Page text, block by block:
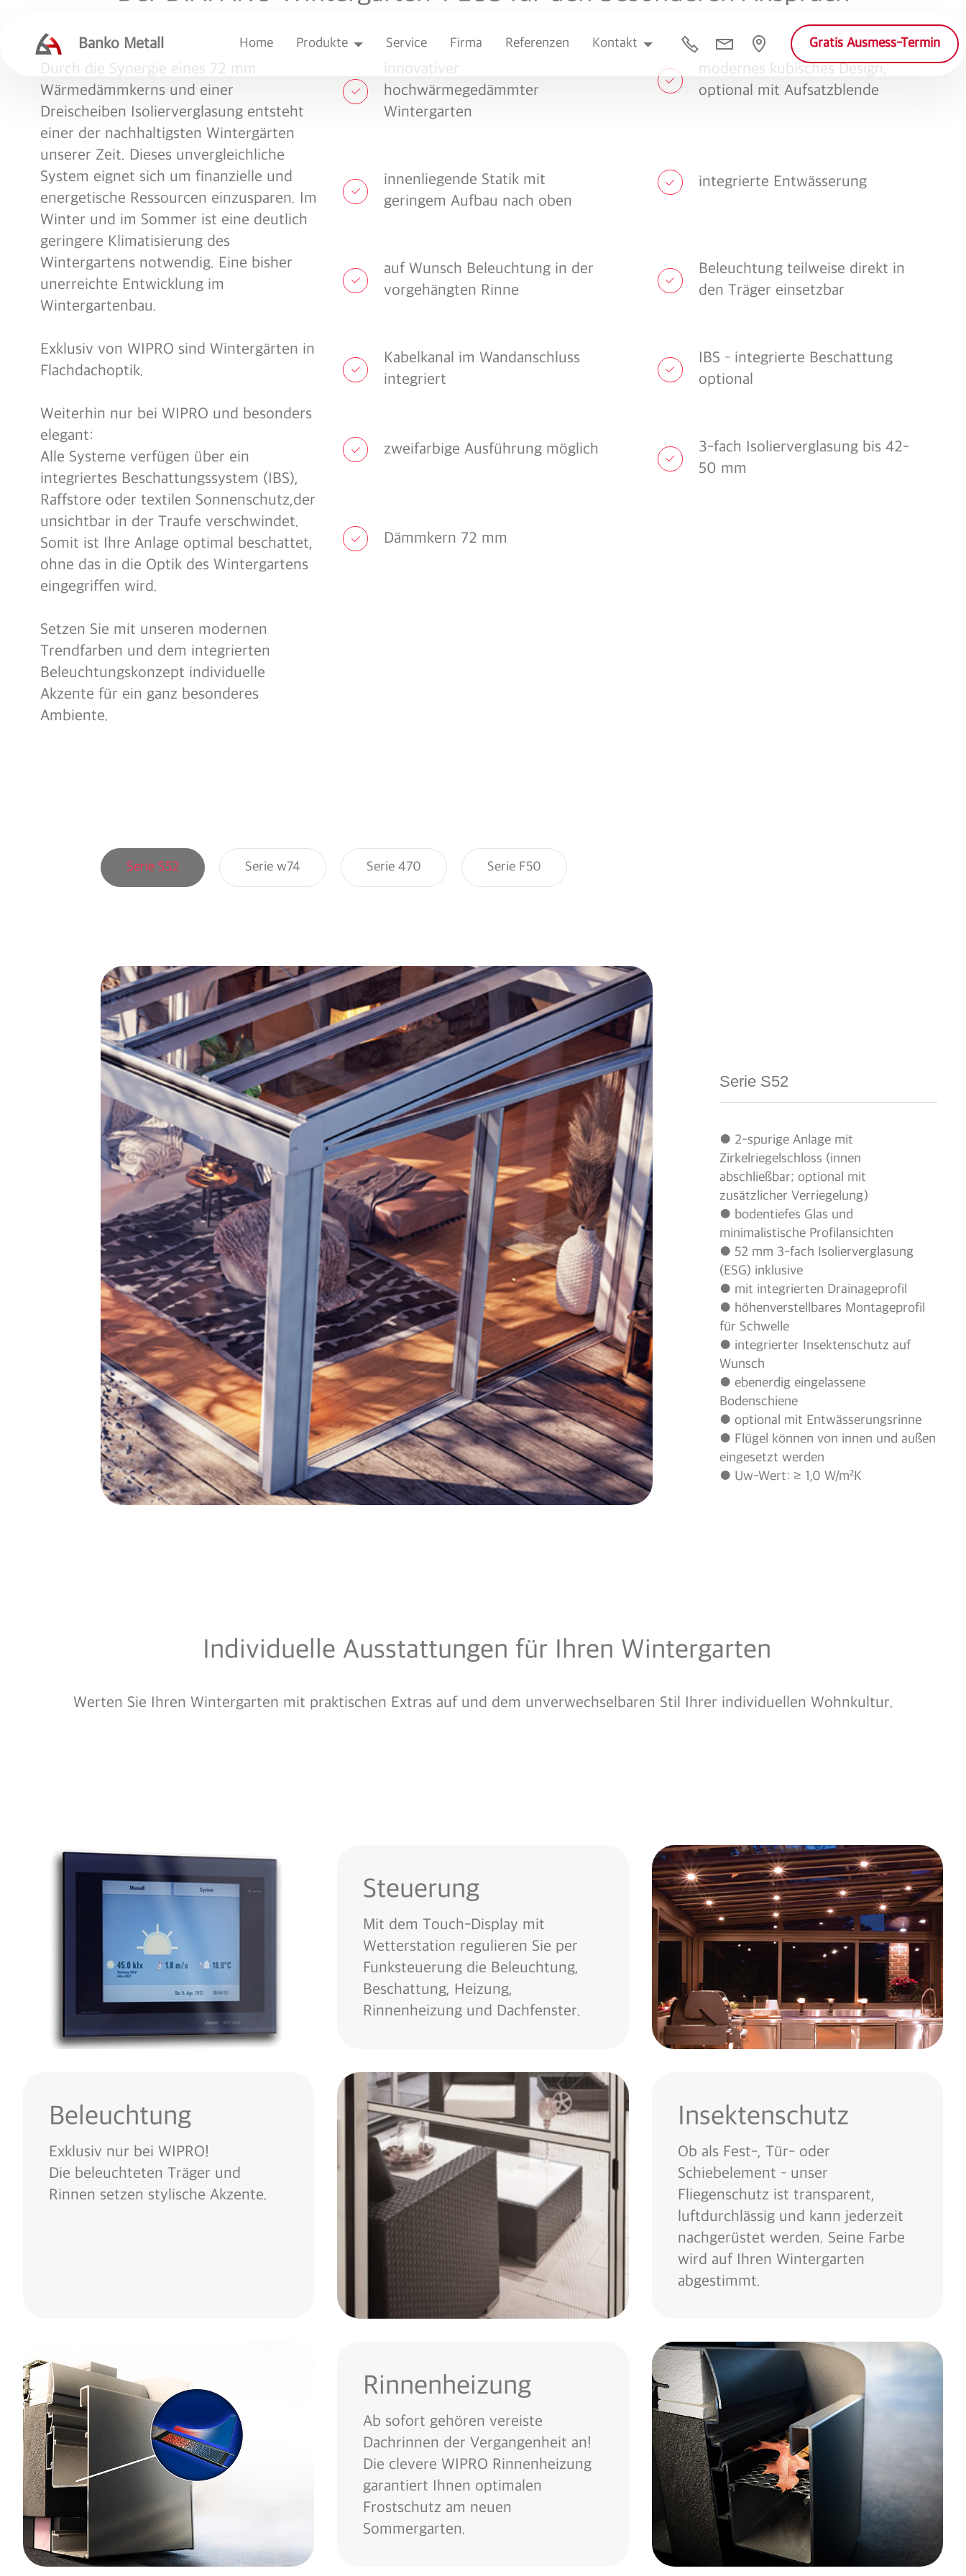
Banko Metall Home Produkte Service Firma Referenzen Kontakt Gratis Ausmess-Termin
Durch die Synergie eines 72 mm
Wärmedämmkerns und einer
Dreischeiben Isolierverglasung entsteht
einer der nachhaltigsten Wintergärten
unserer Zeit. Dieses unvergleichliche
System eignet sich um finanzielle und
energetische Ressourcen einzusparen. Im
Winter und im Sommer ist eine deutlich
geringere Klimatisierung des
Wintergartens notwendig. Eine bisher
unerreichte Entwicklung im
Wintergartenbau.
Exklusiv von WIPRO sind Wintergärten in
Flachdachoptik.
Weiterhin nur bei WIPRO und besonders
elegant:
Alle Systeme verfügen über ein
integriertes Beschattungssystem (IBS),
Raffstore oder textilen Sonnenschutz,der
unsichtbar in der Traufe verschwindet.
Somit ist Ihre Anlage optimal beschattet,
ohne das in die Optik des Wintergartens
eingegriffen wird.
Setzen Sie mit unseren modernen
Trendfarben und dem integrierten
Beleuchtungskonzept individuelle
Akzente für ein ganz besonderes
Ambiente.
innovativer
hochwärmegedämmter
Wintergarten
modernes kubisches Design,
optional mit Aufsatzblende
innenliegende Statik mit
geringem Aufbau nach oben
integrierte Entwässerung
auf Wunsch Beleuchtung in der
vorgehängten Rinne
Beleuchtung teilweise direkt in
den Träger einsetzbar
Kabelkanal im Wandanschluss
integriert
IBS – integrierte Beschattung
optional
zweifarbige Ausführung möglich
3-fach Isolierverglasung bis 42-
50 mm
Dämmkern 72 mm
Serie S52 Serie w74 Serie 470 Serie F50
Serie S52
● 2-spurige Anlage mit
Zirkelriegelschloss (innen
abschließbar; optional mit
zusätzlicher Verriegelung)
● bodentiefes Glas und
minimalistische Profilansichten
● 52 mm 3-fach Isolierverglasung
(ESG) inklusive
● mit integrierten Drainageprofil
● höhenverstellbares Montageprofil
für Schwelle
● integrierter Insektenschutz auf
Wunsch
● ebenerdig eingelassene
Bodenschiene
● optional mit Entwässerungsrinne
● Flügel können von innen und außen
eingesetzt werden
● Uw-Wert: ≥ 1,0 W/m²K
Individuelle Ausstattungen für Ihren Wintergarten
Werten Sie Ihren Wintergarten mit praktischen Extras auf und dem unverwechselbaren Stil Ihrer individuellen Wohnkultur.
Steuerung
Mit dem Touch-Display mit
Wetterstation regulieren Sie per
Funksteuerung die Beleuchtung,
Beschattung, Heizung,
Rinnenheizung und Dachfenster.
Beleuchtung
Exklusiv nur bei WIPRO!
Die beleuchteten Träger und
Rinnen setzen stylische Akzente.
Insektenschutz
Ob als Fest-, Tür- oder
Schiebelement – unser
Fliegenschutz ist transparent,
luftdurchlässig und kann jederzeit
nachgerüstet werden. Seine Farbe
wird auf Ihren Wintergarten
abgestimmt.
Rinnenheizung
Ab sofort gehören vereiste
Dachrinnen der Vergangenheit an!
Die clevere WIPRO Rinnenheizung
garantiert Ihnen optimalen
Frostschutz am neuen
Sommergarten.